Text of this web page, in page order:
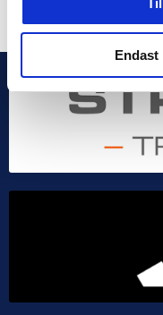
Endast